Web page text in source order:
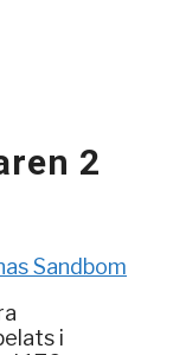
2
Sandbom
i